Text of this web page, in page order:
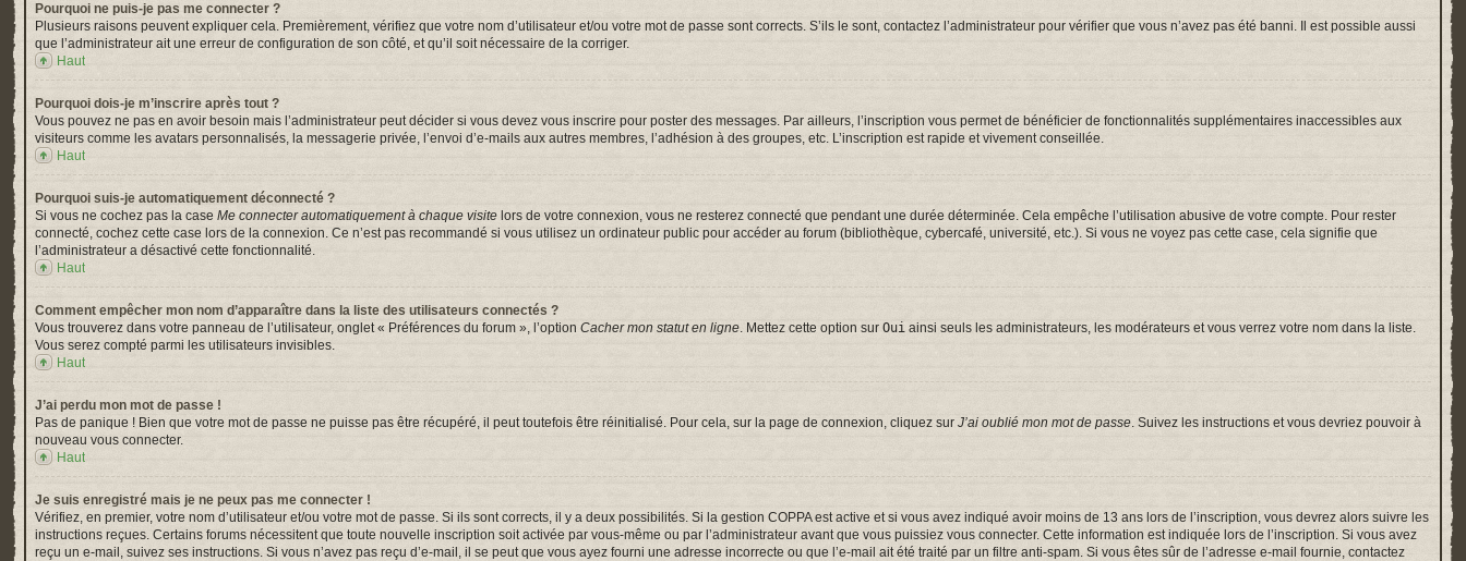
Pourquoi ne puis-je pas me connecter ?
Plusieurs raisons peuvent expliquer cela. Premièrement, vérifiez que votre nom d’utilisateur et/ou votre mot de passe sont corrects. S’ils le sont, contactez l’administrateur pour vérifier que vous n’avez pas été banni. Il est possible aussi
que l’administrateur ait une erreur de configuration de son côté, et qu’il soit nécessaire de la corriger.
Haut
Pourquoi dois-je m’inscrire après tout ?
Vous pouvez ne pas en avoir besoin mais l’administrateur peut décider si vous devez vous inscrire pour poster des messages. Par ailleurs, l’inscription vous permet de bénéficier de fonctionnalités supplémentaires inaccessibles aux
visiteurs comme les avatars personnalisés, la messagerie privée, l’envoi d’e-mails aux autres membres, l’adhésion à des groupes, etc. L’inscription est rapide et vivement conseillée.
Haut
Pourquoi suis-je automatiquement déconnecté ?
Si vous ne cochez pas la case Me connecter automatiquement à chaque visite lors de votre connexion, vous ne resterez connecté que pendant une durée déterminée. Cela empêche l’utilisation abusive de votre compte. Pour rester
connecté, cochez cette case lors de la connexion. Ce n’est pas recommandé si vous utilisez un ordinateur public pour accéder au forum (bibliothèque, cybercafé, université, etc.). Si vous ne voyez pas cette case, cela signifie que
l’administrateur a désactivé cette fonctionnalité.
Haut
Comment empêcher mon nom d’apparaître dans la liste des utilisateurs connectés ?
Vous trouverez dans votre panneau de l’utilisateur, onglet « Préférences du forum », l’option Cacher mon statut en ligne. Mettez cette option sur Oui ainsi seuls les administrateurs, les modérateurs et vous verrez votre nom dans la liste.
Vous serez compté parmi les utilisateurs invisibles.
Haut
J’ai perdu mon mot de passe !
Pas de panique ! Bien que votre mot de passe ne puisse pas être récupéré, il peut toutefois être réinitialisé. Pour cela, sur la page de connexion, cliquez sur J’ai oublié mon mot de passe. Suivez les instructions et vous devriez pouvoir à
nouveau vous connecter.
Haut
Je suis enregistré mais je ne peux pas me connecter !
Vérifiez, en premier, votre nom d’utilisateur et/ou votre mot de passe. Si ils sont corrects, il y a deux possibilités. Si la gestion COPPA est active et si vous avez indiqué avoir moins de 13 ans lors de l’inscription, vous devrez alors suivre les
instructions reçues. Certains forums nécessitent que toute nouvelle inscription soit activée par vous-même ou par l’administrateur avant que vous puissiez vous connecter. Cette information est indiquée lors de l’inscription. Si vous avez
reçu un e-mail, suivez ses instructions. Si vous n’avez pas reçu d’e-mail, il se peut que vous ayez fourni une adresse incorrecte ou que l’e-mail ait été traité par un filtre anti-spam. Si vous êtes sûr de l’adresse e-mail fournie, contactez